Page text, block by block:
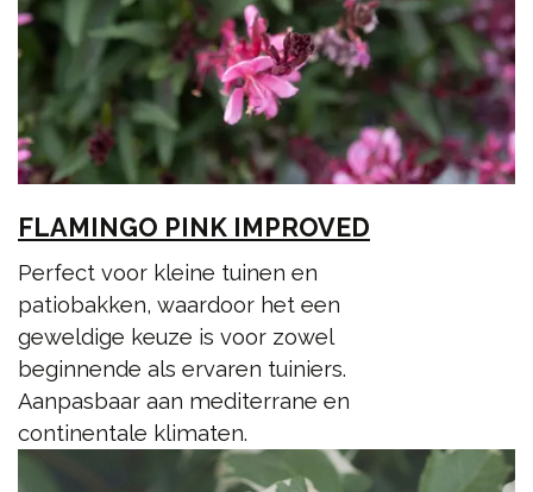
FLAMINGO PINK IMPROVED
Perfect voor kleine tuinen en
patiobakken, waardoor het een
geweldige keuze is voor zowel
beginnende als ervaren tuiniers.
Aanpasbaar aan mediterrane en
continentale klimaten.